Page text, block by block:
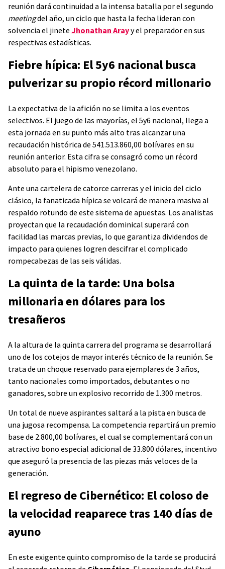
reunión dará continuidad a la intensa batalla por el segundo
meetingdel año, un ciclo que hasta la fecha lideran con
solvencia el jinete Jhonathan Arayy el preparador en sus
respectivas estadísticas.
Fiebre hípica: El 5y6 nacional busca
pulverizar su propio récord millonario
La expectativa de la afición no se limita a los eventos
selectivos. El juego de las mayorías, el 5y6 nacional, llega a
esta jornada en su punto más alto tras alcanzar una
recaudación histórica de 541.513.860,00 bolívares en su
reunión anterior. Esta cifra se consagró como un récord
absoluto para el hipismo venezolano.
Ante una cartelera de catorce carreras y el inicio del ciclo
clásico, la fanaticada hípica se volcará de manera masiva al
respaldo rotundo de este sistema de apuestas. Los analistas
proyectan que la recaudación dominical superará con
facilidad las marcas previas, lo que garantiza dividendos de
impacto para quienes logren descifrar el complicado
rompecabezas de las seis válidas.
La quinta de la tarde: Una bolsa
millonaria en dólares para los
tresañeros
A la altura de la quinta carrera del programa se desarrollará
uno de los cotejos de mayor interés técnico de la reunión. Se
trata de un choque reservado para ejemplares de 3 años,
tanto nacionales como importados, debutantes o no
ganadores, sobre un explosivo recorrido de 1.300 metros.
Un total de nueve aspirantes saltará a la pista en busca de
una jugosa recompensa. La competencia repartirá un premio
base de 2.800,00 bolívares, el cual se complementará con un
atractivo bono especial adicional de 33.800 dólares, incentivo
que aseguró la presencia de las piezas más veloces de la
generación.
El regreso de Cibernético: El coloso de
la velocidad reaparece tras 140 días de
ayuno
En este exigente quinto compromiso de la tarde se producirá